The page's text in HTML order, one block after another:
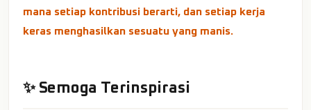
mana setiap kontribusi berarti, dan setiap kerja
keras menghasilkan sesuatu yang manis.
✨ Semoga Terinspirasi